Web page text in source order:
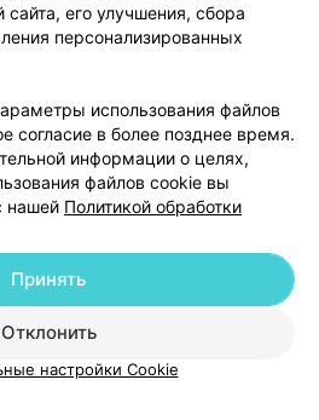
Партнеры
103.by
настройки cookie
данных
сайта, его улучшения, сбора
персонализированных
использования файлов
согласие в более позднее время.
информации о целях,
файлов cookie вы
нашей Политикой обработки
Отклонить
Принять
настройки Cookie